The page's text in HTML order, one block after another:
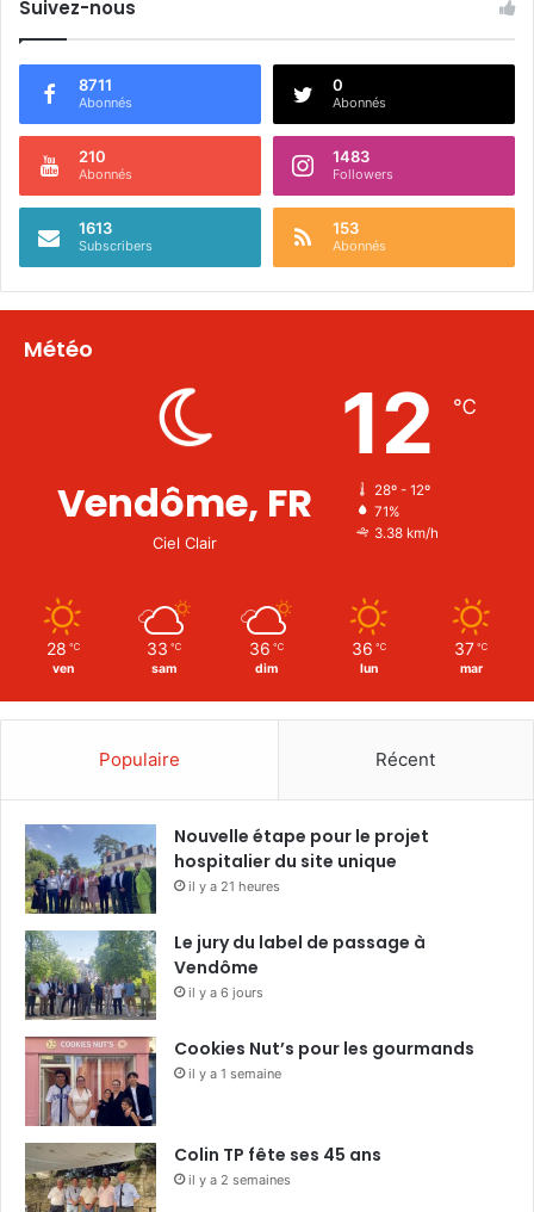
Suivez-nous
8711
Abonnés
0
Abonnés
210
Abonnés
1483
Followers
1613
Subscribers
153
Abonnés
Météo
Vendôme, FR
Ciel Clair
12 ℃
28º - 12º
71%
3.38 km/h
28 ℃
ven
33 ℃
sam
36 ℃
dim
36 ℃
lun
37 ℃
mar
Populaire Récent
Nouvelle étape pour le projet
hospitalier du site unique
il y a 21 heures
Le jury du label de passage à
Vendôme
il y a 6 jours
Cookies Nut’s pour les gourmands
il y a 1 semaine
Colin TP fête ses 45 ans
il y a 2 semaines